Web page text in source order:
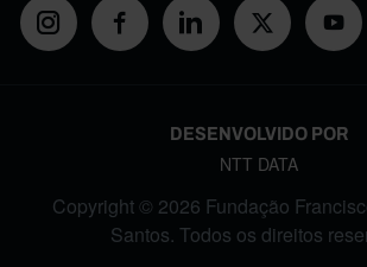
DESENVOLVIDO POR
NTT DATA
Copyright © 2026 Fundação
Santos. Todos os direitos